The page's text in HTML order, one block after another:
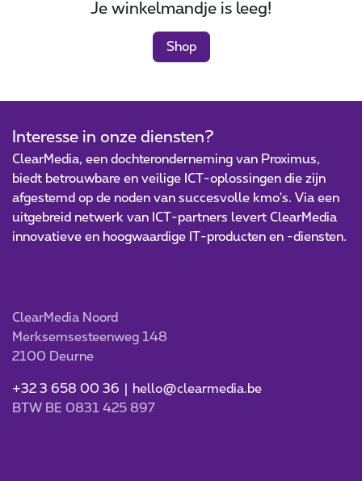
Je winkelmandje is leeg!
Shop
Interesse in onze diensten?
ClearMedia, een dochteronderneming van Proximus,
biedt betrouwbare en veilige ICT-oplossingen die zijn
afgestemd op de noden van succesvolle kmo's. Via een
uitgebreid netwerk van ICT-partners levert ClearMedia
innovatieve en hoogwaardige IT-producten en -diensten.
ClearMedia Noord
Merksemsesteenweg 148
2100 Deurne
+32 3 658 00 36 |
hello@clearmedia.be
BTW BE 0831 425 897